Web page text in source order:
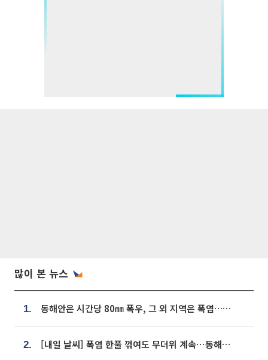
많이 본 뉴스
1. 동해안은 시간당 80㎜ 폭우, 그 외 지역은 폭염…‘극과 극 날씨’
2. [내일 날씨] 폭염 한풀 꺾여도 무더위 계속⋯동해안 이틀 연속 비